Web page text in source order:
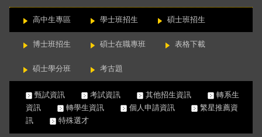
高中生專區 學士班招生 碩士班招生
博士班招生 碩士在職專班 表格下載
碩士學分班 考古題
甄試資訊 考試資訊 其他招生資訊
轉系生
資訊
轉學生資訊 個人申請資訊
繁星推薦資
訊
特殊選才